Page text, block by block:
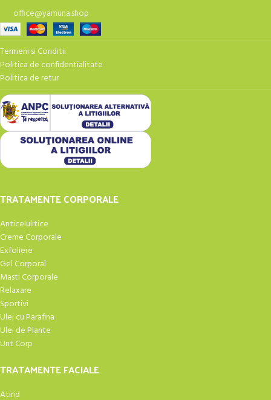
office@yamuna.shop
Termeni si Conditii
Politica de confidentialitate
Politica de retur
TRATAMENTE CORPORALE
Anticelulitice
Creme Corporale
Exfoliere
Gel Corporal
Masti Corporale
Relaxare
Sportivi
Ulei cu Parafina
Ulei de Plante
Unt Corp
TRATAMENTE FACIALE
Atirid